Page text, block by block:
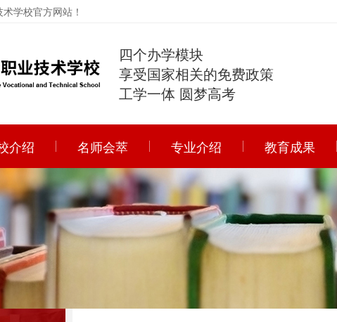
学校官方网站！
四个办学模块
享受国家相关的免费政策
工学一体 圆梦高考
介绍 名师会萃 专业介绍 教育成果